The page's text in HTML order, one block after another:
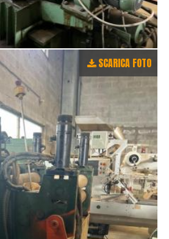
SCARICA FOTO